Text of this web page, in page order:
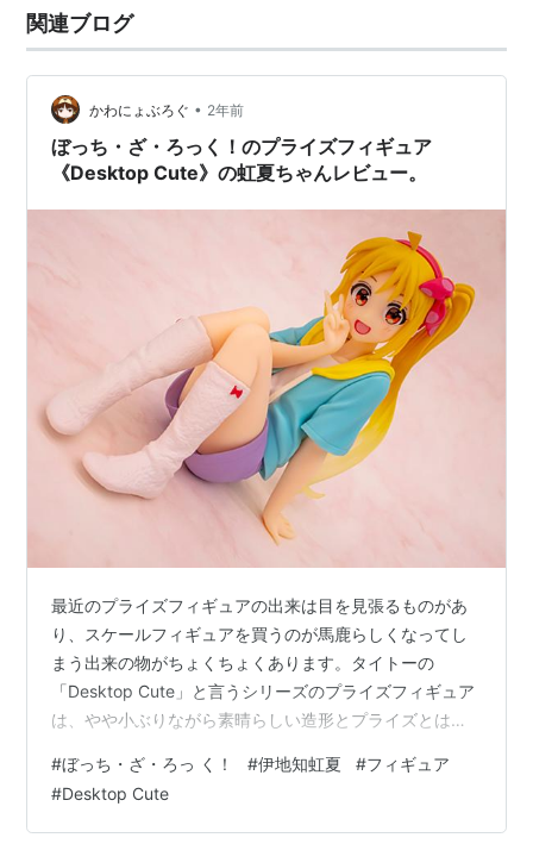
関連ブログ
かわにょぶろぐ • 2年前
ぼっち・ざ・ろっく！のプライズフィギュア
《Desktop Cute》の虹夏ちゃんレビュー。
最近のプライズフィギュアの出来は目を見張るものがあ
り、スケールフィギュアを買うのが馬鹿らしくなってし
まう出来の物がちょくちょくあります。タイトーの
「Desktop Cute」と言うシリーズのプライズフィギュア
は、やや小ぶりながら素晴らしい造形とプライズとは思
せません（笑そんなデスクトップキュートで「ぼっち・
ざ・ろっく」のフィギュアがリリースされてて虹夏ちゃ
んがとても愛くるしいのでお迎えしましたヽ( ^ω^)ﾉ箱箱
#ぼっち・ざ・ろっ く！ #伊地知虹夏 #フィギュア
#Desktop Cute